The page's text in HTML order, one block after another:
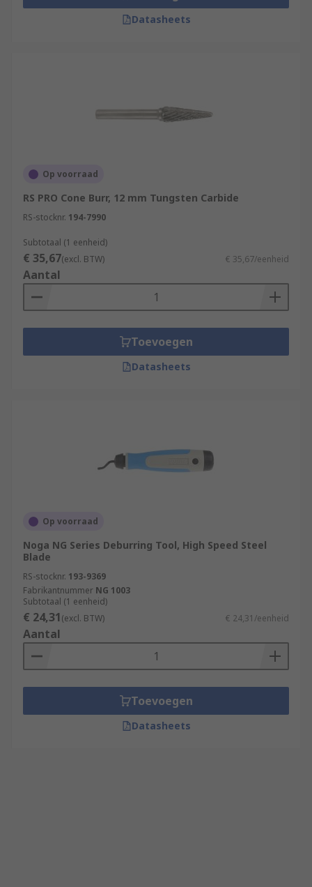
Datasheets
Op voorraad
RS PRO Cone Burr, 12 mm Tungsten Carbide
RS-stocknr. 194-7990
Subtotaal (1 eenheid)
€ 35,67(excl. BTW) € 35,67/eenheid
Aantal
Toevoegen
Datasheets
Op voorraad
Noga NG Series Deburring Tool, High Speed Steel
Blade
RS-stocknr. 193-9369
Fabrikantnummer NG 1003
Subtotaal (1 eenheid)
€ 24,31(excl. BTW) € 24,31/eenheid
Aantal
Toevoegen
Datasheets